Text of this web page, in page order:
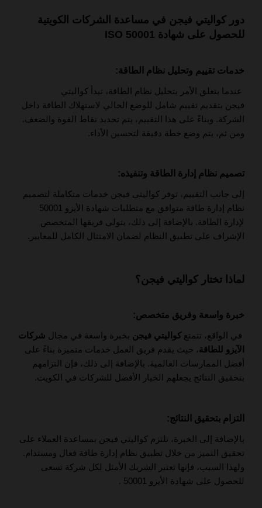
دور كواليتي فيجن في مساعدة الشركات الكويتية
للحصول على شهادة ISO 50001
خدمات تقييم وتحليل نظام الطاقة:
عندما يتعلق الأمر بتحليل نظام الطاقة، تبدأ كواليتي
فيجن بتقديم تقييم شامل للوضع الحالي لاستهلاك الطاقة داخل
الشركة. وبناءً على هذا التقييم، يتم تحديد نقاط القوة والضعف.
ومن ثم، يتم وضع خطة دقيقة لتحسين الأداء.
تصميم نظام إدارة الطاقة وتنفيذه:
إلى جانب التقييم، توفر كواليتي فيجن خدمات متكاملة لتصميم
نظام إدارة طاقة متوافق مع متطلبات شهادة الأيزو 50001
لإدارة الطاقة. بالإضافة إلى ذلك، يتولى فريقها المتخصص
الإشراف على تطبيق النظام لضمان الامتثال الكامل للمعايير.
لماذا تختار كواليتي فيجن؟
خبرة واسعة وفريق متخصص:
في الواقع، تتمتعكواليتي فيجن بخبرة واسعة في مجال شركات
الآيزو للطاقة، حيث يقدم فريق العمل خدمات متميزة بناءً على
أفضل الممارسات العالمية. بالإضافة إلى ذلك، فإن التزامهم
بتحقيق النتائج يجعلهم الخيار الأفضل للشركات في الكويت.
التزام بتحقيق النتائج:
بالإضافة إلى الخبرة، تلتزم كواليتي فيجن بمساعدة العملاء على
تحقيق التميز من خلال تطبيق نظام إدارة طاقة فعال ومستدام.
ولهذا السبب، فإنها تعتبر الشريك الأمثل لكل شركة تسعى
للحصول على شهادة الأيزو 50001 .